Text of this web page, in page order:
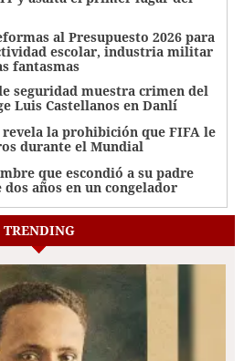
al Presupuesto 2026 para
escolar, industria militar
fantasmas
seguridad muestra crimen del
Luis Castellanos en Danlí
la prohibición que FIFA le
durante el Mundial
que escondió a su padre
años en un congelador
TRENDING